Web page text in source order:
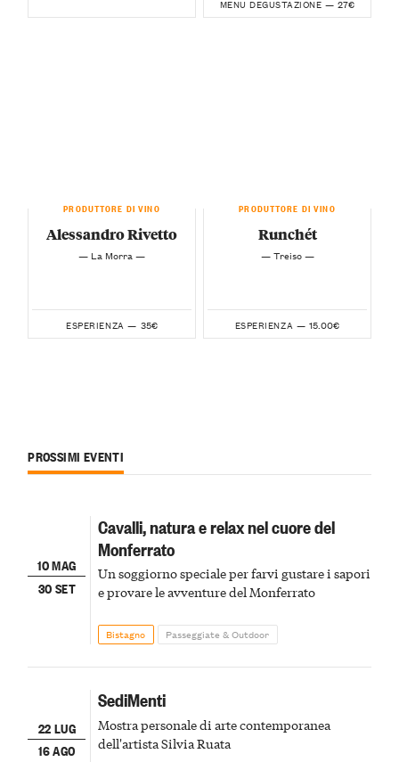
MENU DEGUSTAZIONE — 27€
PRODUTTORE DI VINO
Alessandro Rivetto
— La Morra —
ESPERIENZA — 35€
PRODUTTORE DI VINO
Runchét
— Treiso —
ESPERIENZA — 15.00€
PROSSIMI EVENTI
10 MAG
30 SET
Cavalli, natura e relax nel cuore del
Monferrato
Un soggiorno speciale per farvi gustare i sapori
e provare le avventure del Monferrato
Bistagno Passeggiate & Outdoor
22 LUG
16 AGO
SediMenti
Mostra personale di arte contemporanea
dell'artista Silvia Ruata